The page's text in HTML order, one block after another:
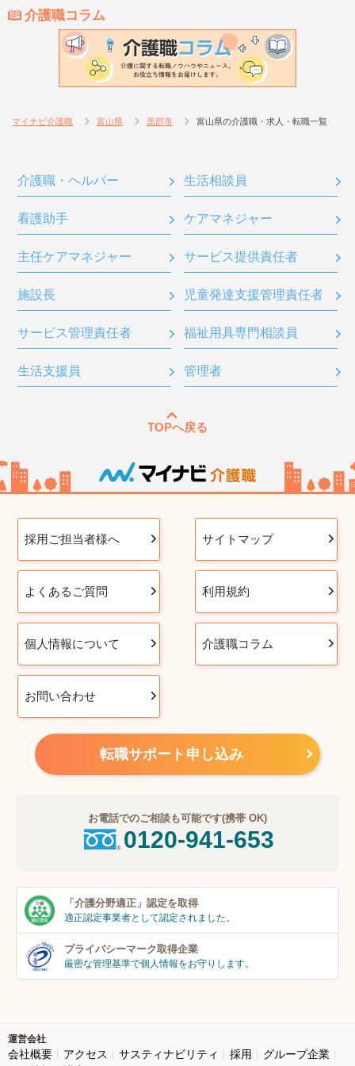
介護職コラム
マイナビ介護職 富山県 黒部市 富山県の介護職・求人・転職一覧
介護職・ヘルパー 生活相談員
看護助手 ケアマネジャー
主任ケアマネジャー サービス提供責任者
施設長 児童発達支援管理責任者
サービス管理責任者 福祉用具専門相談員
生活支援員 管理者
TOPへ戻る
採用ご担当者様へ サイトマップ
よくあるご質問 利用規約
個人情報について 介護職コラム
お問い合わせ
転職サポート申し込み
お電話でのご相談も可能です(携帯 OK)
0120-941-653
「介護分野適正」 認定を取得
適正認定事業者として認定されました。
プライバシーマーク取得企業
厳密な管理基準で個人情報をお守りします。
運営会社
会社概要 アクセス サスティナビリティ 採用
グループ企業